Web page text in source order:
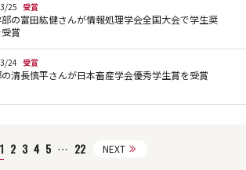
25 受賞
の富田紘健さんが情報処理学会全国大会で学生奨
賞
24 受賞
清長慎平さんが日本畜産学会優秀学生賞を受賞
1 2 3 4 5 … 22 NEXT